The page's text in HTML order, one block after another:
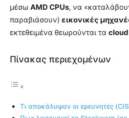
μέσω AMD CPUs, να
παραβιάσουν) εικονικές
εκτεθειμένα θεωρούνται τα
Πίνακας περιεχομένων
Τι αποκάλυψαν οι ερευνητές